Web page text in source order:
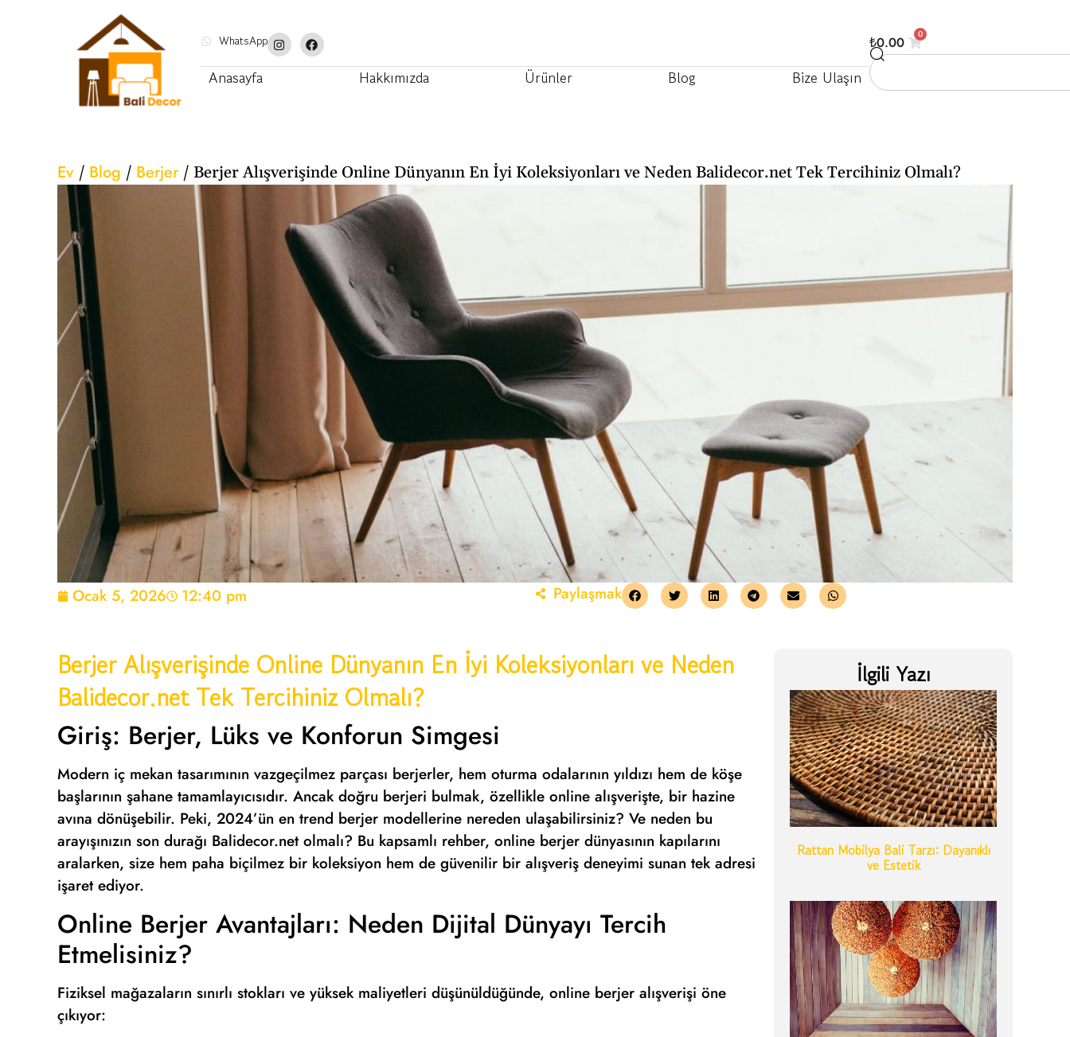
WhatsApp
Anasayfa Hakkımızda Ürünler Blog Bize Ulaşın
₺0.00 0
Ev / Blog / Berjer/ Berjer Alışverişinde Online Dünyanın En İyi Koleksiyonları ve Neden Balidecor.net Tek Tercihiniz Olmalı?
Ocak 5, 2026 12:40 pm Paylaşmak
Berjer Alışverişinde Online Dünyanın En İyi Koleksiyonları ve Neden
Balidecor.net Tek Tercihiniz Olmalı?
Giriş: Berjer, Lüks ve Konforun Simgesi
Modern iç mekan tasarımının vazgeçilmez parçası berjerler, hem oturma odalarının yıldızı hem de köşe
başlarının şahane tamamlayıcısıdır. Ancak doğru berjeri bulmak, özellikle online alışverişte, bir hazine
avına dönüşebilir. Peki, 2024’ün en trend berjer modellerine nereden ulaşabilirsiniz? Ve neden bu
arayışınızın son durağı Balidecor.net olmalı? Bu kapsamlı rehber, online berjer dünyasının kapılarını
aralarken, size hem paha biçilmez bir koleksiyon hem de güvenilir bir alışveriş deneyimi sunan tek adresi
işaret ediyor.
Online Berjer Avantajları: Neden Dijital Dünyayı Tercih
Etmelisiniz?
Fiziksel mağazaların sınırlı stokları ve yüksek maliyetleri düşünüldüğünde, online berjer alışverişi öne
çıkıyor:
İlgili Yazı
Rattan Mobilya Bali Tarzı: Dayanıklı
ve Estetik